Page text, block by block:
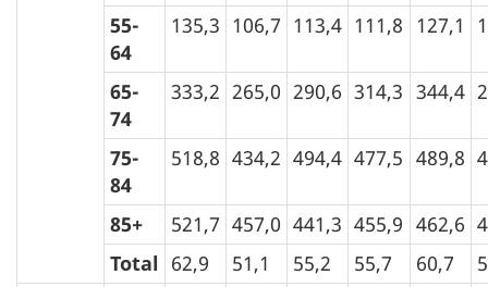
55-
64
135,3 106,7 113,4 111,8 127,1
65-
74
333,2 265,0 290,6 314,3 344,4
75-
84
518,8 434,2 494,4 477,5 489,8
85+ 521,7 457,0 441,3 455,9 462,6
Total 62,9 51,1 55,2 55,7 60,7